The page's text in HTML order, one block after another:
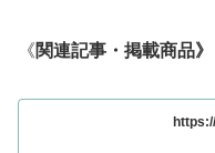
《関連記事・掲載商品》